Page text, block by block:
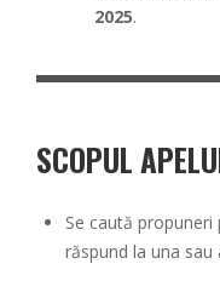
2025.
SCOPUL
Se caută
răspund la una